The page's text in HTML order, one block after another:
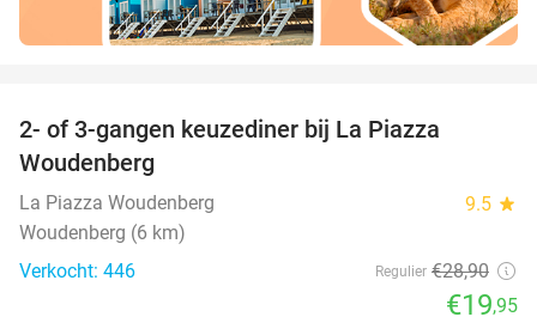
2- of 3-gangen keuzediner bij La Piazza
Woudenberg
La Piazza Woudenberg 9.5 star
Woudenberg (6 km)
Verkocht: 446
Regulier €28,90
€19,95